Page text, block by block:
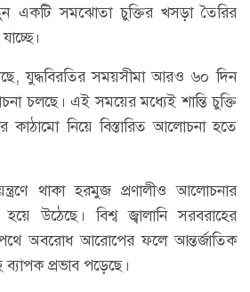
একটি সমঝোতা চুক্তির খসড়া তৈরির
যুদ্ধবিরতির সময়সীমা আরও ৬০ দিন
চলছে। এই সময়ের মধ্যেই শান্তি চুক্তি
কাঠামো নিয়ে বিস্তারিত আলোচনা হতে
থাকা হরমুজ প্রণালীও আলোচনার
উঠেছে। বিশ্ব জ্বালানি সরবরাহের
অবরোধ আরোপের ফলে আন্তর্জাতিক
ব্যাপক প্রভাব পড়েছে।